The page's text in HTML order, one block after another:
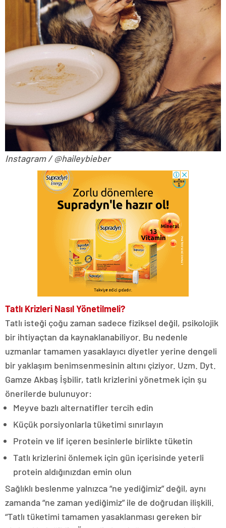
Instagram / @haileybieber
Tatlı Krizleri Nasıl Yönetilmeli?
Tatlı isteği çoğu zaman sadece fiziksel değil, psikolojik
bir ihtiyaçtan da kaynaklanabiliyor. Bu nedenle
uzmanlar tamamen yasaklayıcı diyetler yerine dengeli
bir yaklaşım benimsenmesinin altını çiziyor. Uzm. Dyt.
Gamze Akbaş İşbilir, tatlı krizlerini yönetmek için şu
önerilerde bulunuyor:
Meyve bazlı alternatifler tercih edin
Küçük porsiyonlarla tüketimi sınırlayın
Protein ve lif içeren besinlerle birlikte tüketin
Tatlı krizlerini önlemek için gün içerisinde yeterli
protein aldığınızdan emin olun
Sağlıklı beslenme yalnızca “ne yediğimiz” değil, aynı
zamanda “ne zaman yediğimiz” ile de doğrudan ilişkili.
“Tatlı tüketimi tamamen yasaklanması gereken bir